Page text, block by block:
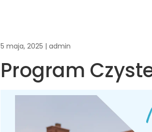
5 maja, 2025 | admin
Program